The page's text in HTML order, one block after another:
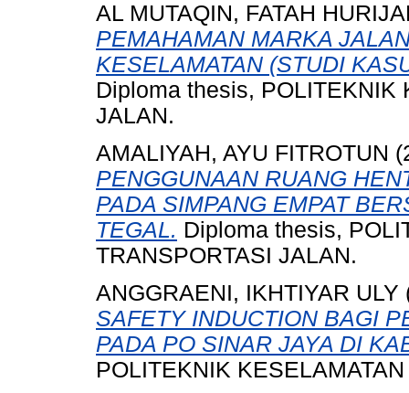
AL MUTAQIN, FATAH
PEMAHAMAN MARKA
KESELAMATAN (STUDI
Diploma thesis, POLITEKNIK
JALAN.
AMALIYAH, AYU FITROTUN
PENGGUNAAN RUANG
PADA SIMPANG EMPAT
TEGAL. Diploma thesis,
TRANSPORTASI JALAN.
ANGGRAENI, IKHTIYAR ULY
SAFETY INDUCTION BAGI
PADA PO SINAR JAYA DI
POLITEKNIK